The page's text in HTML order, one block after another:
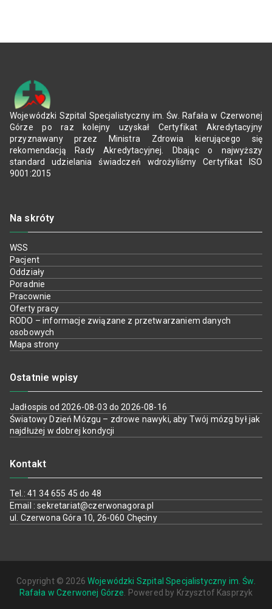
Wojewódzki Szpital Specjalistyczny im. Św. Rafała w Czerwonej
Górze po raz kolejny uzyskał Certyfikat Akredytacyjny
przyznawany przez Ministra Zdrowia kierującego się
rekomendacją Rady Akredytacyjnej. Dbając o najwyższy
standard udzielania świadczeń wdrożyliśmy Certyfikat ISO
9001:2015
Na skróty
WSS
Pacjent
Oddziały
Poradnie
Pracownie
Oferty pracy
RODO – informacje związane z przetwarzaniem danych
osobowych
Mapa strony
Ostatnie wpisy
Jadłospis od 2026-08-03 do 2026-08-16
Światowy Dzień Mózgu – zdrowe nawyki, aby Twój mózg był jak
najdłużej w dobrej kondycji
Kontakt
Tel.: 41 34 655 45 do 48
Email : sekretariat@czerwonagora.pl
ul. Czerwona Góra 10, 26-060 Chęciny
Copyright © 2026 Wojewódzki Szpital Specjalistyczny im. Św.
Rafała w Czerwonej Górze . Powered by Krzysztof Kasprzyk